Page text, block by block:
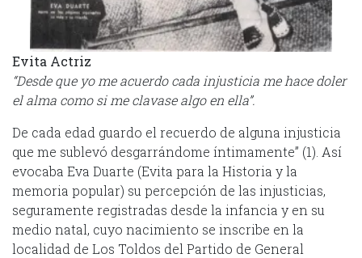
Evita Actriz
“Desde que yo me acuerdo cada injusticia me hace doler
el alma como si me clavase algo en ella”.
De cada edad guardo el recuerdo de alguna injusticia
que me sublevó desgarrándome íntimamente” (1). Así
evocaba Eva Duarte (Evita para la Historia y la
memoria popular) su percepción de las injusticias,
seguramente registradas desde la infancia y en su
medio natal, cuyo nacimiento se inscribe en la
localidad de Los Toldos del Partido de General